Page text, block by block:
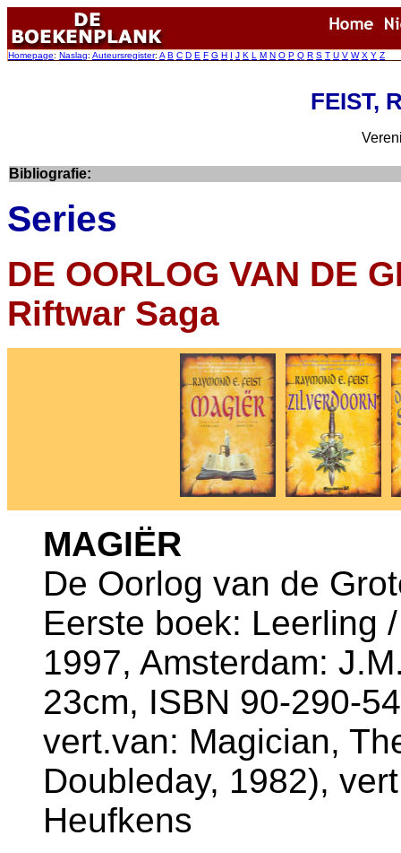
Homepage: Naslag: Auteursregister: A B C D E F G H I J K L M N O P Q R S T U V W X Y Z
FEIST,
Bibliografie:
Series
DE OORLOG VAN DE
Riftwar Saga
MAGIËR
De Oorlog van de
Eerste boek: Leerling
1997, Amsterdam:
23cm, ISBN 90-290-
vert.van: Magician,
Doubleday, 1982),
Heufkens